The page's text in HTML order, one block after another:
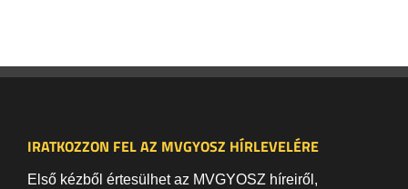
IRATKOZZON FEL AZ MVGYOSZ HÍRLEVELÉRE
Első kézből értesülhet az MVGYOSZ híreiről,